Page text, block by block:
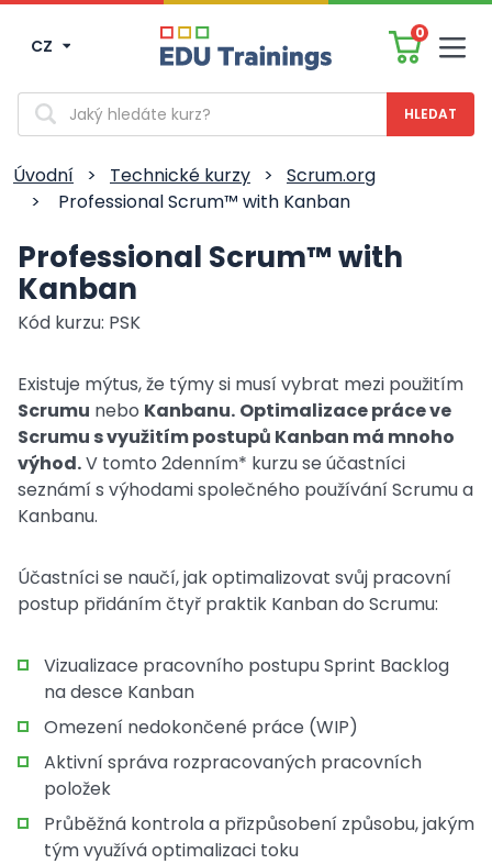
CZ
0
Vyhledávání
Úvodní > Technické kurzy >
Scrum.org
>
Professional Scrum™ with Kanban
Professional Scrum™ with
Kanban
Kód kurzu: PSK
Existuje mýtus, že týmy si musí vybrat mezi použitím
Scrumu nebo Kanbanu. Optimalizace práce ve
Scrumu s využitím postupů Kanban má mnoho
výhod.V tomto 2denním* kurzu se účastníci
seznámí s výhodami společného používání Scrumu a
Kanbanu.
Účastníci se naučí, jak optimalizovat svůj pracovní
postup přidáním čtyř praktik Kanban do Scrumu:
Vizualizace pracovního postupu Sprint Backlog
na desce Kanban
Omezení nedokončené práce (WIP)
Aktivní správa rozpracovaných pracovních
položek
Průběžná kontrola a přizpůsobení způsobu, jakým
tým využívá optimalizaci toku